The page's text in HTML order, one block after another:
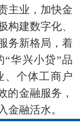
主业，加快金
构建数字化、
务新格局，着
“华兴小贷”品
、个体工商户
的金融服务，
金融活水。